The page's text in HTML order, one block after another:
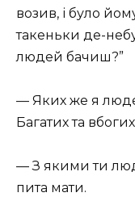
возив, і було
такеньки де-
людей бачиш?”
— Яких же я
Багатих та
— З якими ти
пита мати.